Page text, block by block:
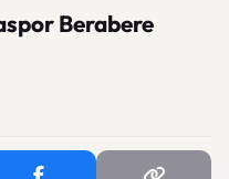
Berabere